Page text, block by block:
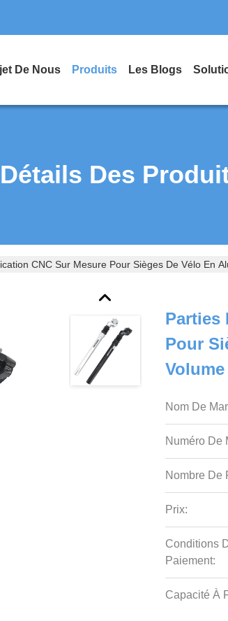
De Nous Produits Les Blogs
Détails Des
CNC Sur Mesure Pour Sièges De Vélo En
Parties
Pour
Volume
Nom De
Numéro De
Nombre De
Prix:
Conditions
Paiement:
Capacité À